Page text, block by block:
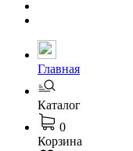
Главная
Каталог
0
Корзина